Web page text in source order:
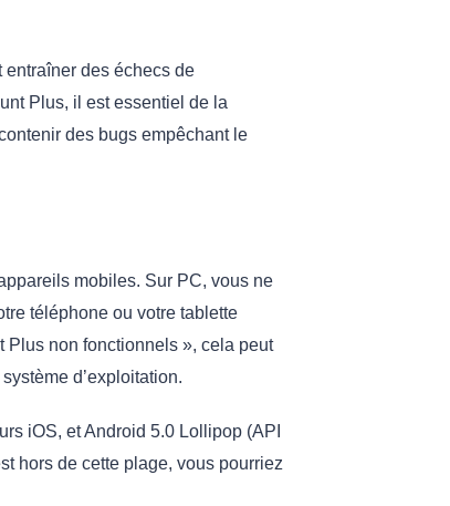
entraîner des échecs de
Plus, il est essentiel de la
des bugs empêchant le
mobiles. Sur PC, vous ne
téléphone ou votre tablette
Plus non fonctionnels », cela peut
d’exploitation.
iOS, et Android 5.0 Lollipop (API
hors de cette plage, vous pourriez